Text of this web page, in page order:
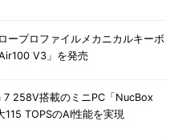
ープロファイルメカニカルキーボ
V3」を発売
258V搭載のミニPC「NucBox
TOPSのAI性能を実現